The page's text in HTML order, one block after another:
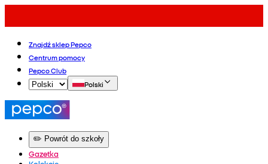
Znajdź sklep Pepco
Centrum pomocy
Pepco Club
Polski
✏️ Powrót do szkoły
Gazetka